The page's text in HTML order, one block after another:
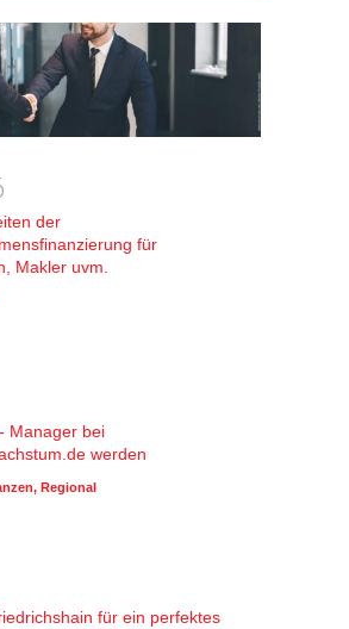
der
für
Makler uvm.
Manager bei
werden
, Regional
für ein perfektes